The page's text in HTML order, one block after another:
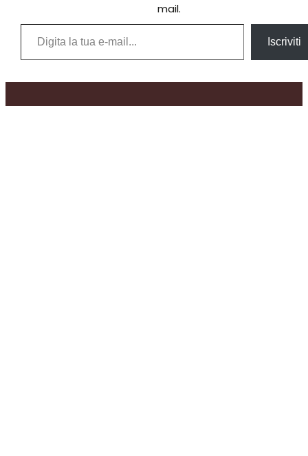
mail.
Digita la tua e-mail...
Iscriviti